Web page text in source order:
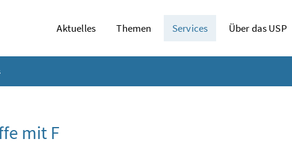
Aktuelles Themen Services Über das USP
mit F